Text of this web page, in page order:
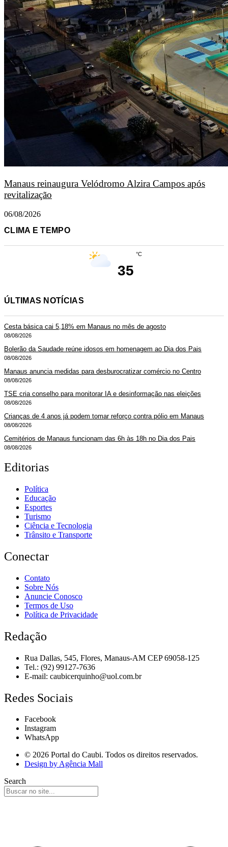
Manaus reinaugura Velódromo Alzira Campos após
revitalização
06/08/2026
CLIMA E TEMPO
35
°C
ÚLTIMAS NOTÍCIAS
Cesta básica cai 5,18% em Manaus no mês de agosto
08/08/2026
Bolerão da Saudade reúne idosos em homenagem ao Dia dos Pais
08/08/2026
Manaus anuncia medidas para desburocratizar comércio no Centro
08/08/2026
TSE cria conselho para monitorar IA e desinformação nas eleições
08/08/2026
Crianças de 4 anos já podem tomar reforço contra pólio em Manaus
08/08/2026
Cemitérios de Manaus funcionam das 6h às 18h no Dia dos Pais
08/08/2026
Editorias
Política
Educação
Esportes
Turismo
Ciência e Tecnologia
Trânsito e Transporte
Conectar
Contato
Sobre Nós
Anuncie Conosco
Termos de Uso
Política de Privacidade
Redação
Rua Dallas, 545, Flores, Manaus-AM CEP 69058-125
Tel.: (92) 99127-7636
E-mail: caubicerquinho@uol.com.br
Redes Sociais
Facebook
Instagram
WhatsApp
© 2026 Portal do Caubi. Todos os direitos reservados.
Design by Agência Mall
Search